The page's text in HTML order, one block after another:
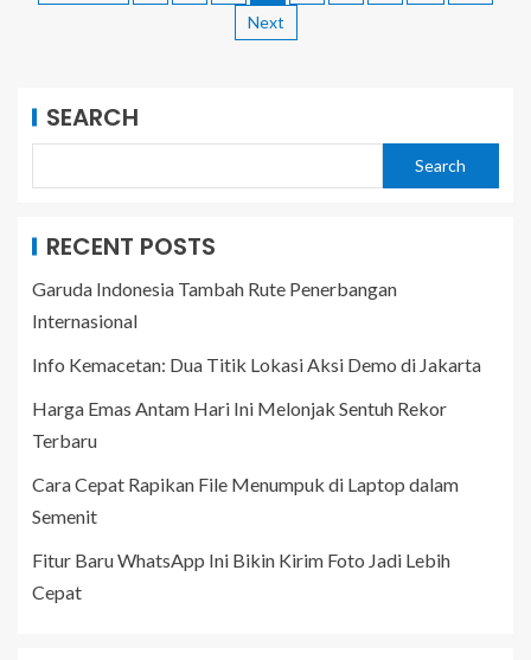
Next
SEARCH
Search
RECENT POSTS
Garuda Indonesia Tambah Rute Penerbangan
Internasional
Info Kemacetan: Dua Titik Lokasi Aksi Demo di Jakarta
Harga Emas Antam Hari Ini Melonjak Sentuh Rekor
Terbaru
Cara Cepat Rapikan File Menumpuk di Laptop dalam
Semenit
Fitur Baru WhatsApp Ini Bikin Kirim Foto Jadi Lebih
Cepat